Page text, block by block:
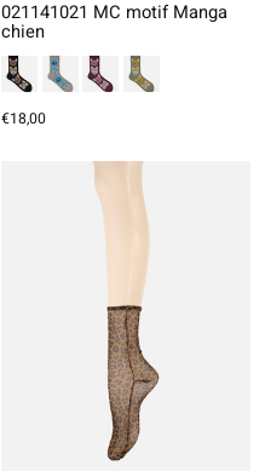
021141021 MC motif Manga
chien
€18,00